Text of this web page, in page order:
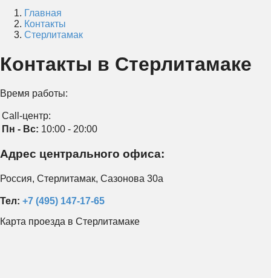
Главная
Контакты
Стерлитамак
Контакты в Стерлитамаке
Время работы:
Call-центр:
Пн - Вс: 10:00 - 20:00
Адрес центрального офиса:
Россия, Стерлитамак, Сазонова 30а
Тел: +7 (495) 147-17-65
Карта проезда в Стерлитамаке